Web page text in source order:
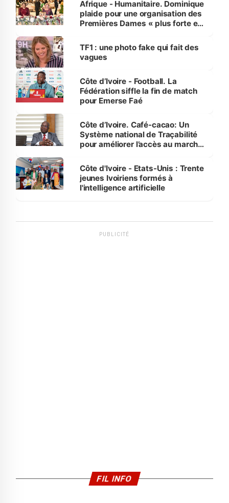
Afrique - Humanitaire. Dominique
plaide pour une organisation des
Premières Dames « plus forte et
sur la scène internationale »
TF1 : une photo fake qui fait des
vagues
Côte d’Ivoire - Football. La
Fédération siffle la fin de match
pour Emerse Faé
Côte d’Ivoire. Café-cacao: Un
Système national de Traçabilité
pour améliorer l’accès au marché
Côte d'Ivoire - Etats-Unis : Trente
jeunes Ivoiriens formés à
l'intelligence artificielle
PUBLICITÉ
FIL INFO